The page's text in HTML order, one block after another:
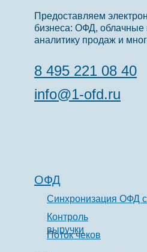
Предоставляем
бизнеса: ОФД,
аналитику продаж и
8 495 221 08 40
info@1-ofd.ru
Синхронизация ОФД
Контроль
выручки
Поток чеков
ОФД